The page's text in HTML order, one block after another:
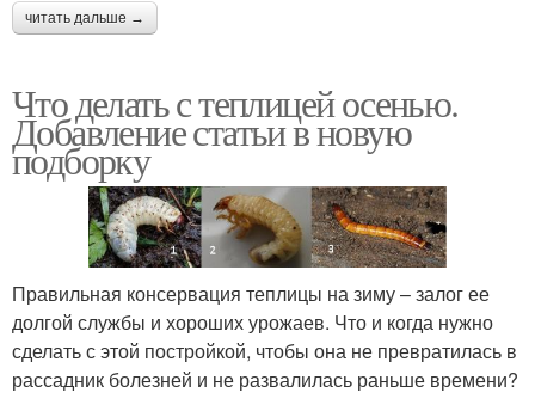
читать дальше →
Что делать с теплицей осенью.
Добавление статьи в новую
подборку
Правильная консервация теплицы на зиму – залог ее
долгой службы и хороших урожаев. Что и когда нужно
сделать с этой постройкой, чтобы она не превратилась в
рассадник болезней и не развалилась раньше времени?